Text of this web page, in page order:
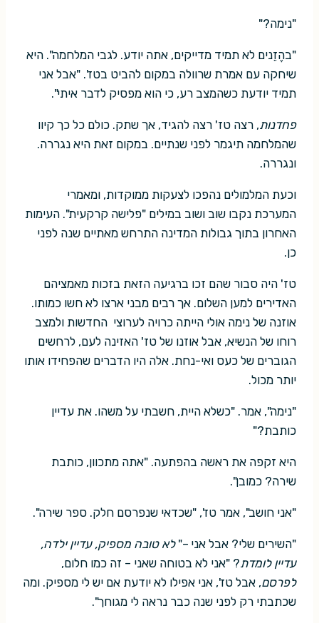
"נימה?"
"בהֶזֵנים לא תמיד מדייקים, אתה יודע. לגבי המלחמה". היא
שיחקה עם אמרת שרוולה במקום להביט בטז'. "אבל אני
תמיד יודעת כשהמצב רע, כי הוא מפסיק לדבר איתי".
פחדנות, רצה טז' רצה להגיד, אך שתק. כולם כל כך קיוו
שהמלחמה תיגמר לפני שנתיים. במקום זאת היא נגררה.
ונגררה.
וכעת המלמולים נהפכו לצעקות ממוקדות, ומאמרי
המערכת נקבו שוב ושוב במילים "פלישה קרקעית". העימות
האחרון בתוך גבולות המדינה התרחש מאתיים שנה לפני
כן.
טז' היה סבור שהם זכו ברגיעה הזאת בזכות מאמציהם
האדירים למען השלום. אך רבים מבני ארצו לא חשו כמותו.
אוזנה של נימה אולי הייתה כרויה לערוצי החדשות ולמצב
רוחו של הנשיא, אבל אוזנו של טז' האזינה לעם, לרחשים
הגוברים של כעס ואי-נחת. אלה היו הדברים שהפחידו אותו
יותר מכול.
"נימה", אמר. "כשלא היית, חשבתי על משהו. את עדיין
כותבת?"
היא זקפה את ראשה בהפתעה. "אתה מתכוון, כותבת
שירה? כמובן".
"אני חושב", אמר טז', "שכדאי שנפרסם חלק. ספר שירה".
"השירים שלי? אבל אני –"לא טובה מספיק, עדיין ילדה,
עדיין לומדת? "אני לא בטוחה שאני – זה כמו חלום,
לפרסם, אבל טז', אני אפילו לא יודעת אם יש לי מספיק. ומה
שכתבתי רק לפני שנה כבר נראה לי מגוחך".